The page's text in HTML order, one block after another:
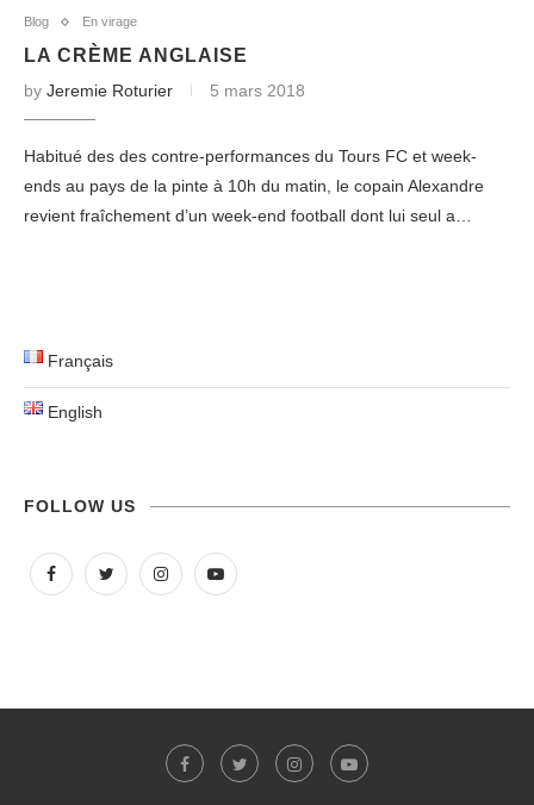
Blog En virage
LA CRÈME ANGLAISE
by Jeremie Roturier 5 mars 2018
Habitué des des contre-performances du Tours FC et week-
ends au pays de la pinte à 10h du matin, le copain Alexandre
revient fraîchement d’un week-end football dont lui seul a…
Français
English
FOLLOW US